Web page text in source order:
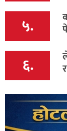
५.
६.